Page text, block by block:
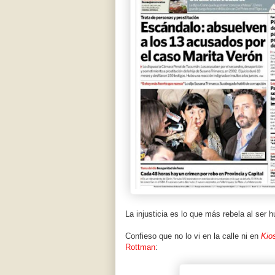
La injusticia es lo que más rebela al ser
Confieso que no lo vi en la calle ni en
Rottman: